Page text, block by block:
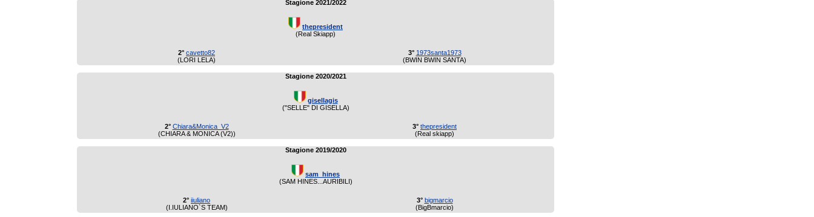
Stagione 2021/2022
thepresident
(Real Skiapp)
2° cavetto82
(LORI LELA)
3° 1973santa1973
(BWIN BWIN SANTA)
Stagione 2020/2021
gisellagis
("SELLE" DI GISELLA)
2° Chiara&Monica_V2
(CHIARA & MONICA (V2))
3° thepresident
(Real skiapp)
Stagione 2019/2020
sam_hines
(SAM HINES...AURIBILI)
2° iiuliano
(I.IULIANO`S TEAM)
3° bigmarcio
(BigBmarcio)